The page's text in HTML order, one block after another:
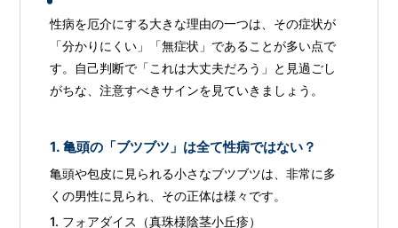
性病を厄介にする大きな理由の一つは、その症状が
「分かりにくい」「無症状」であることが多い点で
す。自己判断で「これは大丈夫だろう」と見過ごし
がちな、注意すべきサインを見ていきましょう。
1. 亀頭の「ブツブツ」は全て性病ではない？
亀頭や包皮に見られる小さなブツブツは、非常に多
くの男性に見られ、その正体は様々です。
1. フォアダイス（真珠様陰茎小丘疹）